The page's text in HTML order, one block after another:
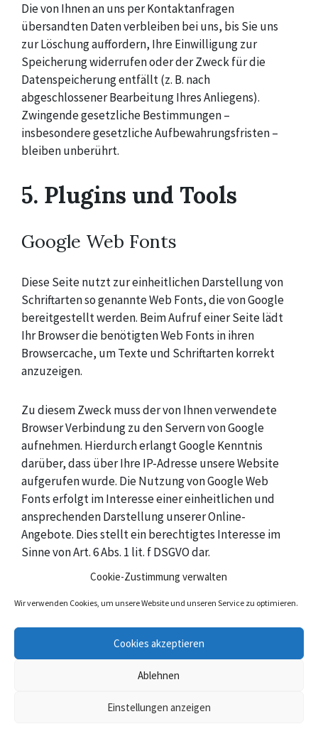
Cookie-Zustimmung verwalten
Wir verwenden Cookies, um unsere Website und unseren Service zu optimieren.
Cookies akzeptieren
Ablehnen
Einstellungen anzeigen
Die von Ihnen an uns per Kontaktanfragen
übersandten Daten verbleiben bei uns, bis Sie uns
zur Löschung auffordern, Ihre Einwilligung zur
Speicherung widerrufen oder der Zweck für die
Datenspeicherung entfällt (z. B. nach
abgeschlossener Bearbeitung Ihres Anliegens).
Zwingende gesetzliche Bestimmungen –
insbesondere gesetzliche Aufbewahrungsfristen –
bleiben unberührt.
5. Plugins und Tools
Google Web Fonts
Diese Seite nutzt zur einheitlichen Darstellung von
Schriftarten so genannte Web Fonts, die von Google
bereitgestellt werden. Beim Aufruf einer Seite lädt
Ihr Browser die benötigten Web Fonts in ihren
Browsercache, um Texte und Schriftarten korrekt
anzuzeigen.
Zu diesem Zweck muss der von Ihnen verwendete
Browser Verbindung zu den Servern von Google
aufnehmen. Hierdurch erlangt Google Kenntnis
darüber, dass über Ihre IP-Adresse unsere Website
aufgerufen wurde. Die Nutzung von Google Web
Fonts erfolgt im Interesse einer einheitlichen und
ansprechenden Darstellung unserer Online-
Angebote. Dies stellt ein berechtigtes Interesse im
Sinne von Art. 6 Abs. 1 lit. f DSGVO dar.
eine Standardschrift von Ihrem Computer genutzt.
Weitere Informationen zu Google Web Fonts finden
und in der Datenschutzerklärung von Google:
https://policies.google.com/privacy?hl=de